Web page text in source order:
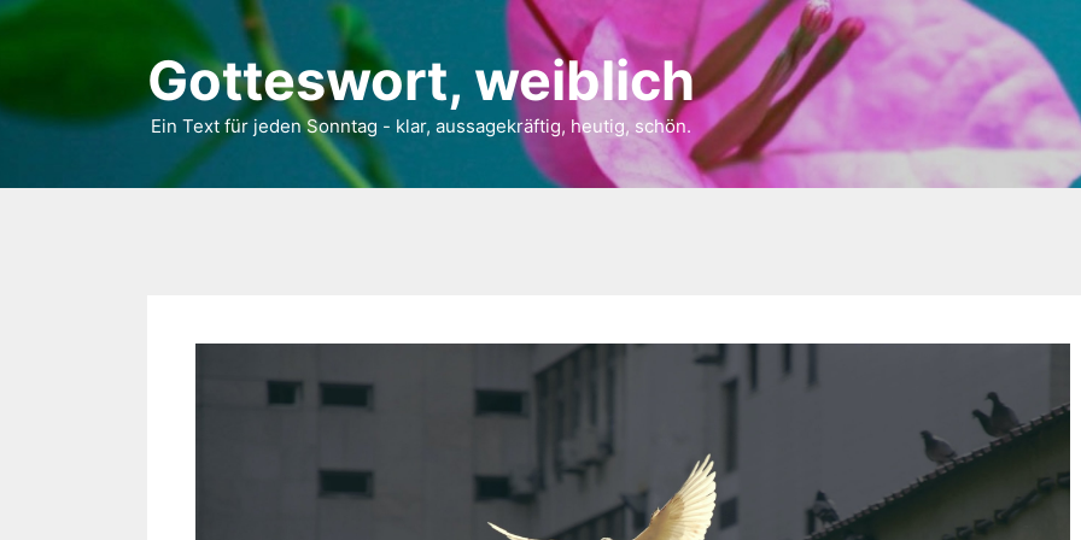
Gotteswort, weiblich
Ein Text für jeden Sonntag - klar, aussagekräftig, heutig, schön.